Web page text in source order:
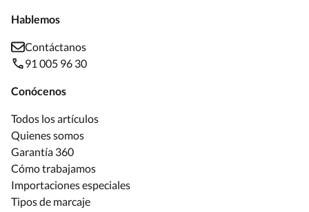
Hablemos
Contáctanos
91 005 96 30
Conócenos
Todos los artículos
Quienes somos
Garantía 360
Cómo trabajamos
Importaciones especiales
Tipos de marcaje